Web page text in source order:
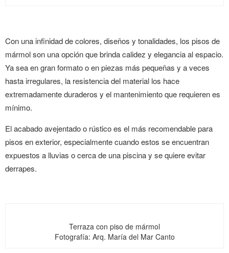
Con una inﬁnidad de colores, diseños y tonalidades, los pisos de
mármol son una opción que brinda calidez y elegancia al espacio.
Ya sea en gran formato o en piezas más pequeñas y a veces
hasta irregulares, la resistencia del material los hace
extremadamente duraderos y el mantenimiento que requieren es
mínimo.
El acabado avejentado o rústico es el más recomendable para
pisos en exterior, especialmente cuando estos se encuentran
expuestos a lluvias o cerca de una piscina y se quiere evitar
derrapes.
Terraza con piso de mármol
Fotografía: Arq. María del Mar Canto